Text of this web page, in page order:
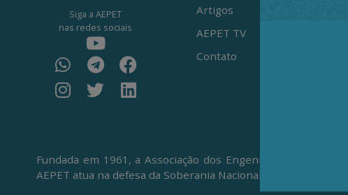
Siga a AEPET
nas redes sociais
Artigos
AEPET TV
Contato
Fundada em 1961, a Associação dos Engenheiros da
AEPET atua na defesa da Soberania Nacional, da Petrobrás e